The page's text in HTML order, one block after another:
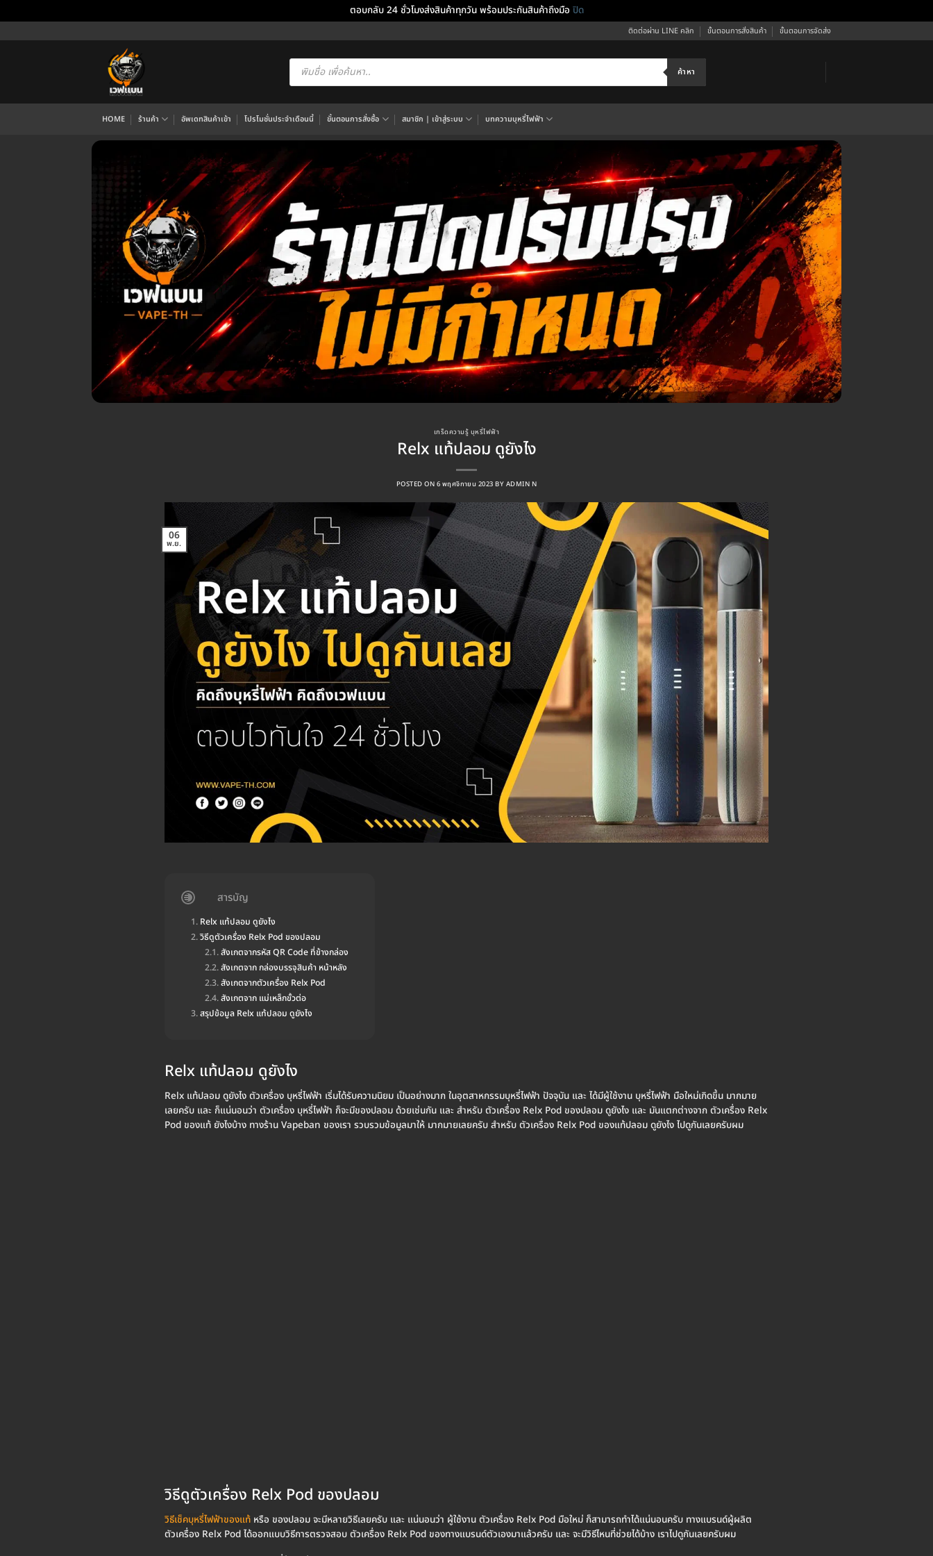
ตอบกลับ 24 ชั่วโมงส่งสินค้าทุกวัน พร้อมประกันสินค้าถึงมือ ปิด
ไป
ติดต่อผ่าน LINE คลิก ขั้นตอนการสั่งสินค้า ขั้นตอนการจัดส่ง
Products
search ค้าหา
HOME ร้านค้า อัพเดทสินค้าเข้า โปรโมชั่นประจำเดือนนี้ ขั้นตอนการสั่งซื้อ สมาชิก | เข้าสู่ระบบ บทความบุหรี่ไฟฟ้า
เกร็ดความรู้ บุหรี่ไฟฟ้า
Relx แท้ปลอม ดูยังไง
POSTED ON 6 พฤศจิกายน 2023 BY ADMIN N
06
พ.ย.
สารบัญ
Relx แท้ปลอม ดูยังไง
วิธีดูตัวเครื่อง Relx Pod ของปลอม
สังเกตจากรหัส QR Code ที่ข้างกล่อง
สังเกตจาก กล่องบรรจุสินค้า หน้าหลัง
สังเกตจากตัวเครื่อง Relx Pod
สังเกตจาก แม่เหล็กขั้วต่อ
สรุปข้อมูล Relx แท้ปลอม ดูยังไง
Relx แท้ปลอม ดูยังไง
Relx แท้ปลอม ดูยังไง ตัวเครื่อง บุหรี่ไฟฟ้า เริ่มได้รับความนิยม เป็นอย่างมาก ในอุตสาหกรรมบุหรี่ไฟฟ้า ปัจจุบัน และ ได้มีผู้ใช้งาน บุหรี่ไฟฟ้า มือใหม่เกิดขึ้น มากมาย
เลยครับ และ ก็แน่นอนว่า ตัวเครื่อง บุหรี่ไฟฟ้า ก็จะมีของปลอม ด้วยเช่นกัน และ สำหรับ ตัวเครื่อง Relx Pod ของปลอม ดูยังไง และ มันแตกต่างจาก ตัวเครื่อง Relx
Pod ของแท้ ยังไงบ้าง ทางร้าน Vapeban ของเรา รวบรวมข้อมูลมาให้ มากมายเลยครับ สำหรับ ตัวเครื่อง Relx Pod ของแท้ปลอม ดูยังไง ไปดูกันเลยครับผม
วิธีดูตัวเครื่อง Relx Pod ของปลอม
วิธีเช็คบุหรี่ไฟฟ้าของแท้ หรือ ของปลอม จะมีหลายวิธีเลยครับ และ แน่นอนว่า ผู้ใช้งาน ตัวเครื่อง Relx Pod มือใหม่ ก็สามารถทำได้แน่นอนครับ ทางแบรนด์ผู้ผลิต
ตัวเครื่อง Relx Pod ได้ออกแบบวิธีการตรวจสอบ ตัวเครื่อง Relx Pod ของทางแบรนด์ตัวเองมาแล้วครับ และ จะมีวิธีไหนที่ช่วยได้บ้าง เราไปดูกันเลยครับผม